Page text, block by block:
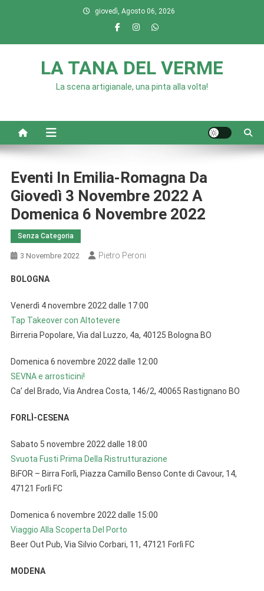
giovedì, Agosto 06, 2026
LA TANA DEL VERME
La scena artigianale, una pinta alla volta!
Eventi In Emilia-Romagna Da
Giovedì 3 Novembre 2022 A
Domenica 6 Novembre 2022
Senza Categoria
3 Novembre 2022 Pietro Peroni
BOLOGNA
Venerdì 4 novembre 2022 dalle 17:00
Tap Takeover con Altotevere
Birreria Popolare, Via dal Luzzo, 4a, 40125 Bologna BO
Domenica 6 novembre 2022 dalle 12:00
SEVNA e arrosticini!
Ca’ del Brado, Via Andrea Costa, 146/2, 40065 Rastignano BO
FORLÌ-CESENA
Sabato 5 novembre 2022 dalle 18:00
Svuota Fusti Prima Della Ristrutturazione
BiFOR – Birra Forlì, Piazza Camillo Benso Conte di Cavour, 14,
47121 Forlì FC
Domenica 6 novembre 2022 dalle 15:00
Viaggio Alla Scoperta Del Porto
Beer Out Pub, Via Silvio Corbari, 11, 47121 Forlì FC
MODENA